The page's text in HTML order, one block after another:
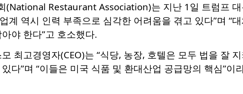
(National Restaurant Association)는 지난 1일 트럼프
계 역시 인력 부족으로 심각한 어려움을 겪고 있다”며 “
야 한다”고 호소했다.
최고경영자(CEO)는 “식당, 농장, 호텔은 모두 법을 잘
다”며 “이들은 미국 식품 및 환대산업 공급망의 핵심”이